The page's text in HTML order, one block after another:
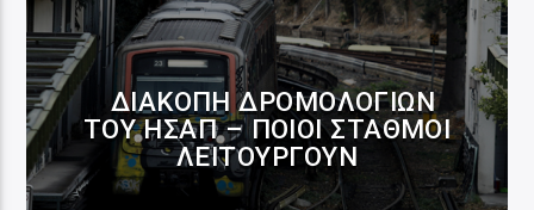
ΔΙΑΚΟΠΉ ΔΡΟΜΟΛΟΓΊΩΝ
ΤΟΥ ΗΣΑΠ – ΠΟΙΟΙ ΣΤΑΘΜΟΊ
ΛΕΙΤΟΥΡΓΟΎΝ